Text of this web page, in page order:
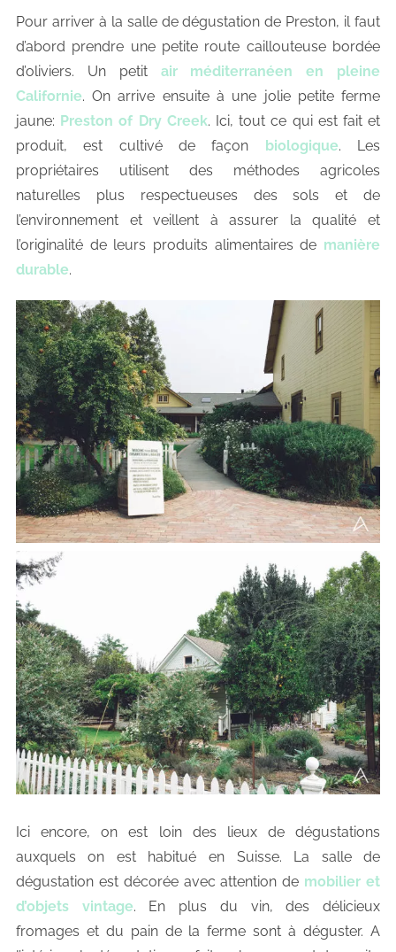
Pour arriver à la salle de dégustation de Preston, il faut
d’abord prendre une petite route caillouteuse bordée
d’oliviers. Un petit air méditerranéen en pleine
Californie. On arrive ensuite à une jolie petite ferme
jaune: Preston of Dry Creek. Ici, tout ce qui est fait et
produit, est cultivé de façon biologique. Les
propriétaires utilisent des méthodes agricoles
naturelles plus respectueuses des sols et de
l’environnement et veillent à assurer la qualité et
l’originalité de leurs produits alimentaires de manière
durable.
Ici encore, on est loin des lieux de dégustations
auxquels on est habitué en Suisse. La salle de
dégustation est décorée avec attention de mobilier et
d’objets vintage. En plus du vin, des délicieux
fromages et du pain de la ferme sont à déguster. A